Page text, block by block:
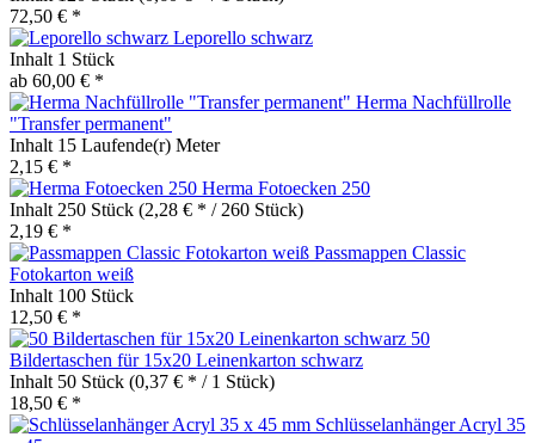
72,50 € *
Leporello schwarz
Inhalt 1 Stück
ab 60,00 € *
Herma Nachfüllrolle
"Transfer permanent"
Inhalt 15 Laufende(r) Meter
2,15 € *
Herma Fotoecken 250
Inhalt 250 Stück (2,28 € * / 260 Stück)
2,19 € *
Passmappen Classic
Fotokarton weiß
Inhalt 100 Stück
12,50 € *
50
Bildertaschen für 15x20 Leinenkarton schwarz
Inhalt 50 Stück (0,37 € * / 1 Stück)
18,50 € *
Schlüsselanhänger Acryl 35